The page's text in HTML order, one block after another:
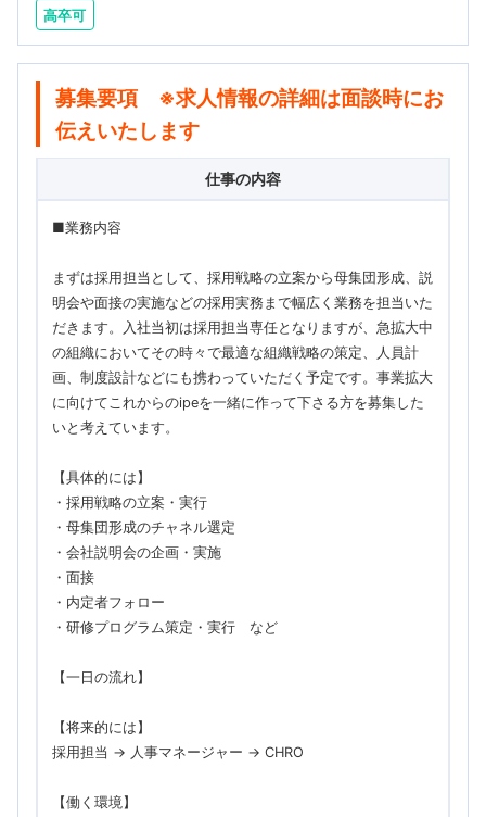
高卒可
募集要項 ※求人情報の詳細は面談時にお
伝えいたします
仕事の内容
■業務内容
まずは採用担当として、採用戦略の立案から母集団形成、説
明会や面接の実施などの採用実務まで幅広く業務を担当いた
だきます。入社当初は採用担当専任となりますが、急拡大中
の組織においてその時々で最適な組織戦略の策定、人員計
画、制度設計などにも携わっていただく予定です。事業拡大
に向けてこれからのipeを一緒に作って下さる方を募集した
いと考えています。
【具体的には】
・採用戦略の立案・実行
・母集団形成のチャネル選定
・会社説明会の企画・実施
・面接
・内定者フォロー
・研修プログラム策定・実行 など
【一日の流れ】
【将来的には】
採用担当 → 人事マネージャー → CHRO
【働く環境】